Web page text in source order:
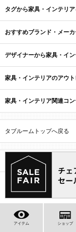
タグから家具・インテリ
おすすめブランド・メー
デザイナーから家具・イ
家具・インテリアのアウ
家具・インテリア関連コ
タブルームトップへ戻る
アイテム ショップ
サイトマップ